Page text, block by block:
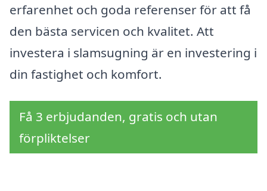
erfarenhet och goda referenser för att få
den bästa servicen och kvalitet. Att
investera i slamsugning är en investering i
din fastighet och komfort.
Få 3 erbjudanden, gratis och utan
förpliktelser